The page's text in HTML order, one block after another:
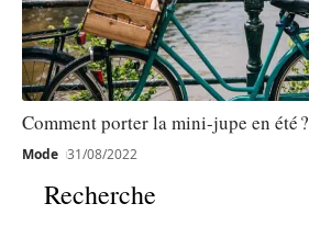
Comment porter la mini-jupe en été ?
Mode 31/08/2022
Recherche